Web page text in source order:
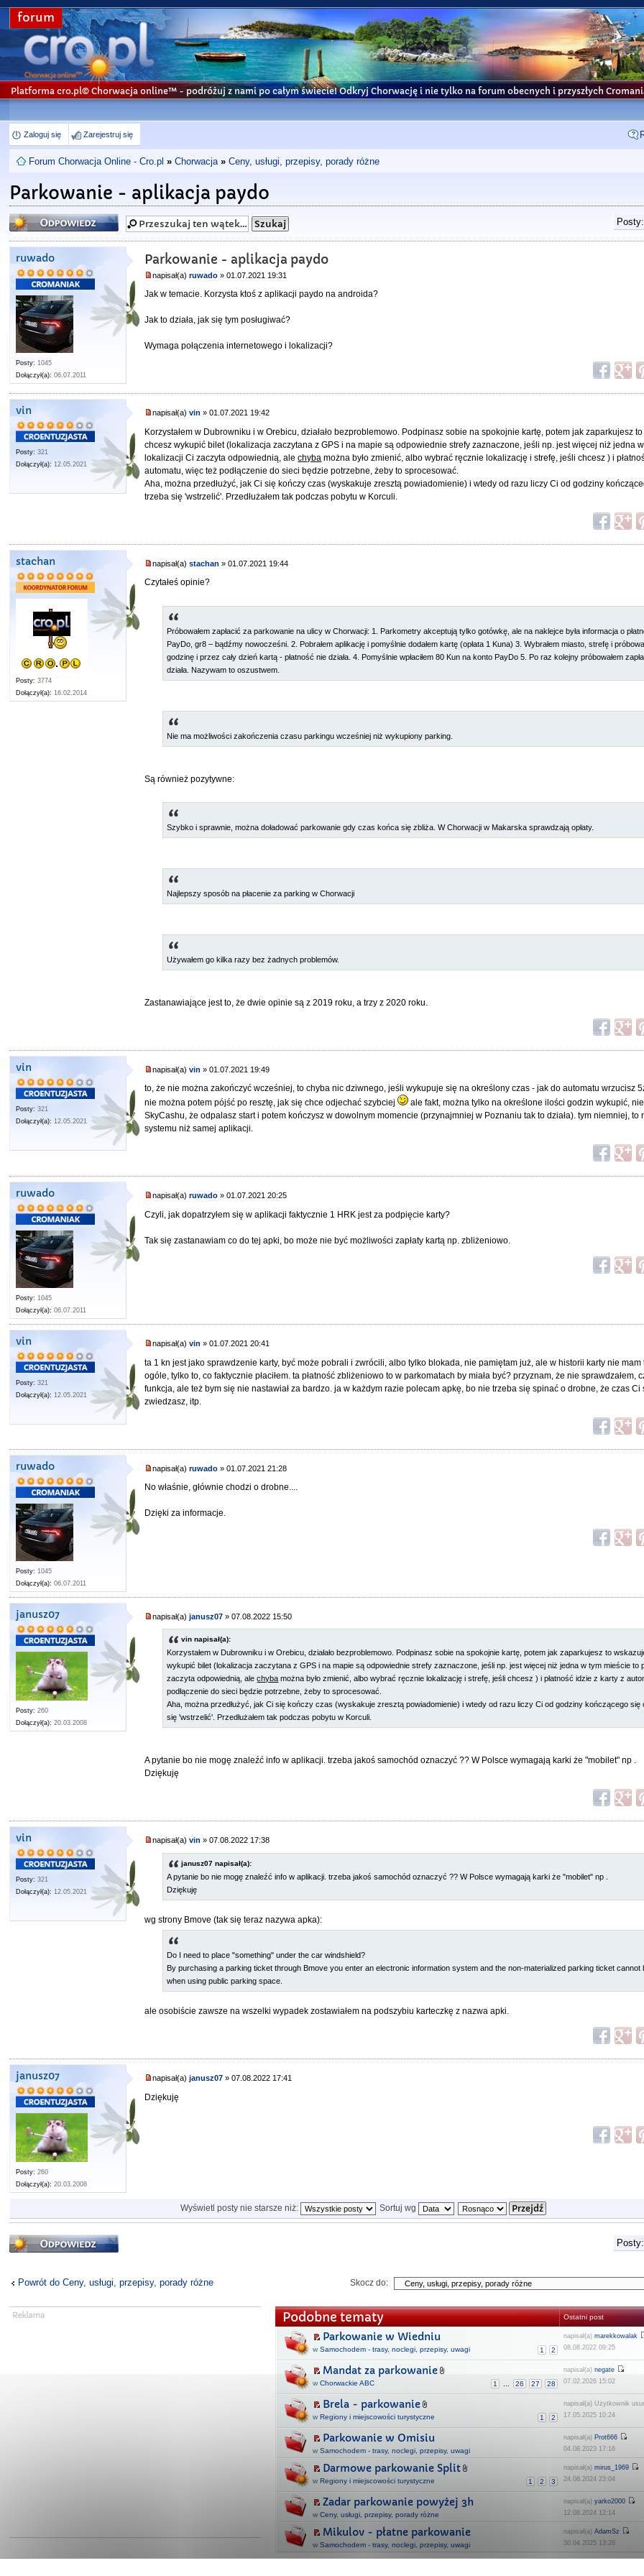
forum
Platforma cro.pl© Chorwacja online™ - podróżuj z nami po całym świecie! Odkryj Chorwację i nie tylko na forum obecnych i przyszłych
Zaloguj się Zarejestruj się
Forum Chorwacja Online - Cro.pl » Chorwacja » Ceny, usługi, przepisy, porady różne
Parkowanie - aplikacja paydo
Odpowiedz
ruwado
Posty: 1045
Dołączył(a): 06.07.2011
Parkowanie - aplikacja paydo
napisał(a)ruwado » 01.07.2021 19:31
Jak w temacie. Korzysta ktoś z aplikacji paydo na androida?
Jak to działa, jak się tym posługiwać?
Wymaga połączenia internetowego i lokalizacji?
vin
Posty: 321
Dołączył(a): 12.05.2021
napisał(a)vin » 01.07.2021 19:42
Korzystałem w Dubrowniku i w Orebicu, działało bezproblemowo. Podpinasz sobie na spokojnie kartę, potem jak zaparkujesz
chcesz wykupić bilet (lokalizacja zaczytana z GPS i na mapie są odpowiednie strefy zaznaczone, jeśli np. jest więcej niż jedna
lokalizacji Ci zaczyta odpowiednią, alechyba można było zmienić, albo wybrać ręcznie lokalizację i strefę, jeśli chcesz ) i
automatu, więc też podłączenie do sieci będzie potrzebne, żeby to sprocesować.
Aha, można przedłużyć, jak Ci się kończy czas (wyskakuje zresztą powiadomienie) i wtedy od razu liczy Ci od godziny
trzeba się 'wstrzelić'. Przedłużałem tak podczas pobytu w Korculi.
stachan
Posty: 3774
Dołączył(a): 16.02.2014
napisał(a)stachan » 01.07.2021 19:44
Czytałeś opinie?
Próbowałem zapłacić za parkowanie na ulicy w Chorwacji: 1. Parkometry akceptują tylko gotówkę, ale na naklejce była informacja o
PayDo, gr8 – bądźmy nowocześni. 2. Pobrałem aplikację i pomyślnie dodałem kartę (opłata 1 Kuna) 3. Wybrałem miasto, strefę i
godzinę i przez cały dzień kartą - płatność nie działa. 4. Pomyślnie wpłaciłem 80 Kun na konto PayDo 5. Po raz kolejny próbowałem
działa. Nazywam to oszustwem.
Nie ma możliwości zakończenia czasu parkingu wcześniej niż wykupiony parking.
Są również pozytywne:
Szybko i sprawnie, można doładować parkowanie gdy czas końca się zbliża. W Chorwacji w Makarska sprawdzają opłaty.
Najlepszy sposób na płacenie za parking w Chorwacji
Używałem go kilka razy bez żadnych problemów.
Zastanawiające jest to, że dwie opinie są z 2019 roku, a trzy z 2020 roku.
vin
Posty: 321
Dołączył(a): 12.05.2021
napisał(a)vin » 01.07.2021 19:49
to, że nie można zakończyć wcześniej, to chyba nic dziwnego, jeśli wykupuje się na określony czas - jak do automatu wrzucisz
nie można potem pójść po resztę, jak się chce odjechać szybciej
ale fakt, można tylko na określone ilości godzin wykupić,
SkyCashu, że odpalasz start i potem kończysz w dowolnym momencie (przynajmniej w Poznaniu tak to działa). tym niemniej, to
systemu niż samej aplikacji.
ruwado
Posty: 1045
Dołączył(a): 06.07.2011
napisał(a)ruwado » 01.07.2021 20:25
Czyli, jak dopatrzyłem się w aplikacji faktycznie 1 HRK jest za podpięcie karty?
Tak się zastanawiam co do tej apki, bo może nie być możliwości zapłaty kartą np. zbliżeniowo.
vin
Posty: 321
Dołączył(a): 12.05.2021
napisał(a)vin » 01.07.2021 20:41
ta 1 kn jest jako sprawdzenie karty, być może pobrali i zwrócili, albo tylko blokada, nie pamiętam już, ale w historii karty nie mam
ogóle, tylko to, co faktycznie płaciłem. ta płatność zbliżeniowo to w parkomatach by miała być? przyznam, że nie sprawdzałem,
funkcja, ale też bym się nie nastawiał za bardzo. ja w każdym razie polecam apkę, bo nie trzeba się spinać o drobne, że czas Ci
zwiedzasz, itp.
ruwado
Posty: 1045
Dołączył(a): 06.07.2011
napisał(a)ruwado » 01.07.2021 21:28
No właśnie, głównie chodzi o drobne....
Dzięki za informacje.
janusz07
Posty: 260
Dołączył(a): 20.03.2008
napisał(a)janusz07 » 07.08.2022 15:50
vin napisał(a):
Korzystałem w Dubrowniku i w Orebicu, działało bezproblemowo. Podpinasz sobie na spokojnie kartę, potem jak zaparkujesz to
wykupić bilet (lokalizacja zaczytana z GPS i na mapie są odpowiednie strefy zaznaczone, jeśli np. jest więcej niż jedna w tym mieście to
zaczyta odpowiednią, alechyba można było zmienić, albo wybrać ręcznie lokalizację i strefę, jeśli chcesz ) i płatność idzie z karty z
podłączenie do sieci będzie potrzebne, żeby to sprocesować.
Aha, można przedłużyć, jak Ci się kończy czas (wyskakuje zresztą powiadomienie) i wtedy od razu liczy Ci od godziny kończącego się
się 'wstrzelić'. Przedłużałem tak podczas pobytu w Korculi.
A pytanie bo nie mogę znaleźć info w aplikacji. trzeba jakoś samochód oznaczyć ?? W Polsce wymagają karki że "mobilet" np .
Dziękuję
vin
Posty: 321
Dołączył(a): 12.05.2021
napisał(a)vin » 07.08.2022 17:38
janusz07 napisał(a):
A pytanie bo nie mogę znaleźć info w aplikacji. trzeba jakoś samochód oznaczyć ?? W Polsce wymagają karki że "mobilet" np .
Dziękuję
wg strony Bmove (tak się teraz nazywa apka):
Do I need to place "something" under the car windshield?
By purchasing a parking ticket through Bmove you enter an electronic information system and the non-materialized parking ticket cannot
when using public parking space.
ale osobiście zawsze na wszelki wypadek zostawiałem na podszybiu karteczkę z nazwa apki.
janusz07
Posty: 260
Dołączył(a): 20.03.2008
napisał(a)janusz07 » 07.08.2022 17:41
Dziękuję
Wyświetl posty nie starsze niż: Sortuj wg
Odpowiedz
Powrót do Ceny, usługi, przepisy, porady różne Skocz do:
Podobne tematy Ostatni post
Parkowanie w Wiedniu
1 2
wSamochodem - trasy, noclegi, przepisy, uwagi
napisał(a)marekkowalak
08.08.2022 09:25
Mandat za parkowanie
1 ... 26 27 28
wChorwackie ABC
napisał(a)negate
07.02.2026 15:02
Brela - parkowanie
1 2
wRegiony i miejscowości turystyczne
napisał(a) Użytkownik
17.05.2025 10:24
Parkowanie w Omisiu
wSamochodem - trasy, noclegi, przepisy, uwagi
napisał(a) Prot666
04.08.2023 17:16
Darmowe parkowanie Split
1 2 3
wRegiony i miejscowości turystyczne
napisał(a)mirus_1969
24.08.2024 23:04
Zadar parkowanie powyżej 3h
wCeny, usługi, przepisy, porady różne
napisał(a)yarko2000
12.08.2024 12:14
Mikulov - płatne parkowanie
wSamochodem - trasy, noclegi, przepisy, uwagi
napisał(a)AdamSz
30.04.2025 13:28